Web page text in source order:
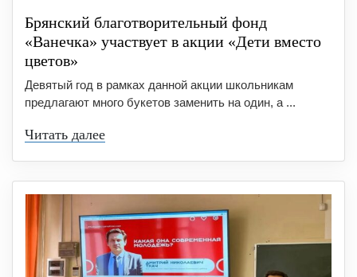
Брянский благотворительный фонд
«Ванечка» участвует в акции «Дети вместо
цветов»
Девятый год в рамках данной акции школьникам
предлагают много букетов заменить на один, а ...
Читать далее